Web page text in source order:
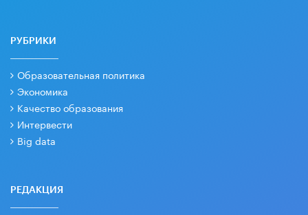
РУБРИКИ
Образовательная политика
Экономика
Качество образования
Интервести
Big data
РЕДАКЦИЯ